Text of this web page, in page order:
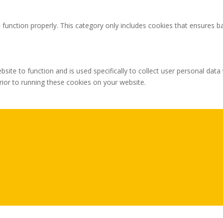
properly. This category only includes cookies that ensures
to function and is used specifically to collect user personal
to running these cookies on your website.